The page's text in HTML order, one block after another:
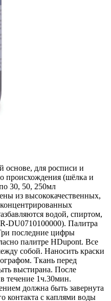
основе, для росписи и
происхождения (шёлка и
30, 50, 250мл
из высококачественных,
водой, спиртом,
DU0710100000). Палитра
последние цифры
палитре HDupont. Все
собой. Наносить краски
Ткань перед
выстирана. После
течение 1ч.30мин.
должна быть завернута
контакта с каплями воды